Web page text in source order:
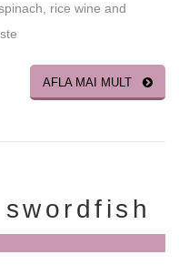
rice wine and
AFLA MAI MULT